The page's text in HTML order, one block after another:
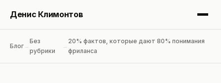
Денис Климонтов
Блог
Блог →
Без
рубрики
→
20% фактов, которые дают 80% понимания
фриланса